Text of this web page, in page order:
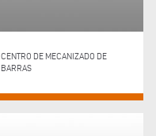
CENTRO DE MECANIZADO DE
BARRAS